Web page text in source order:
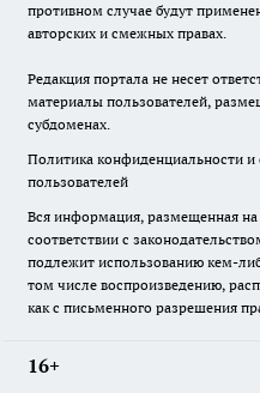
противном случае будут
авторских и смежных правах.
Редакция портала не несет
материалы пользователей,
субдоменах.
Политика конфиденциальности
пользователей
Вся информация, размещенная на
соответствии с
подлежит использованию кем-
том числе воспроизведению,
как с письменного разрешения
16+